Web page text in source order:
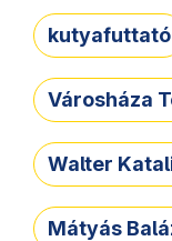
kutyafuttató
Városháza
Walter
Mátyás